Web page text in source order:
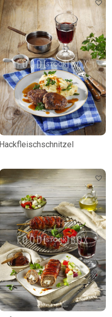
Hackfleischschnitzel